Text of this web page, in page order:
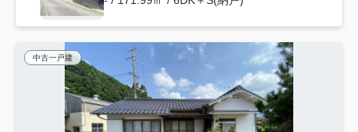
中古一戸建